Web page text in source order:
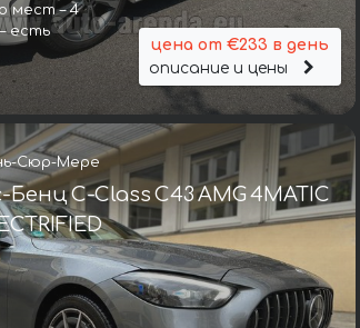
мест – 4
есть
цена от €233 в день
описание и цены
Сюр-Мере
C-Class C43 AMG 4MATIC